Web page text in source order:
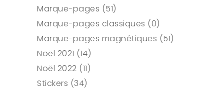
produits
Marque-pages 5151
produits
Marque-pages classiques 00
produit
Marque-pages magnétiques 5151
Noël 2021 1414
produits
Noël 2022 1111
Stickers 3434